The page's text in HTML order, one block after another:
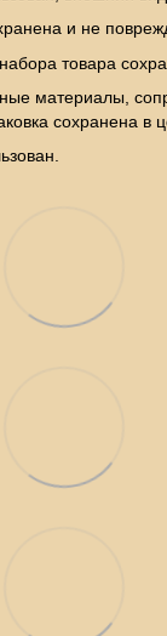
и не
товара
материалы,
сохранена в